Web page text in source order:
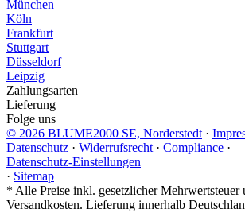
München
Köln
Frankfurt
Stuttgart
Düsseldorf
Leipzig
Zahlungsarten
Lieferung
Folge uns
© 2026 BLUME2000 SE, Norderstedt ·
Datenschutz · Widerrufsrecht · Compliance ·
Datenschutz-Einstellungen
· Sitemap
* Alle Preise inkl. gesetzlicher Mehrwertsteuer
Versandkosten. Lieferung innerhalb